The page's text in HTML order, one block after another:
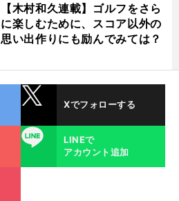
【木村和久連載】ゴルフをさら
に楽しむために、スコア以外の
思い出作りにも励んでみては？
Xでフォローする
LINE
LINEで
アカウント追加